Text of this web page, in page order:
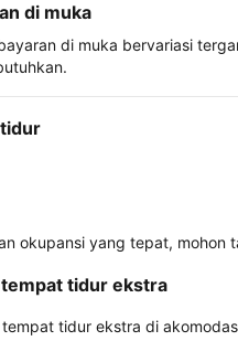
di muka
di muka bervariasi
okupansi yang tepat,
tempat tidur ekstra
tidur ekstra di